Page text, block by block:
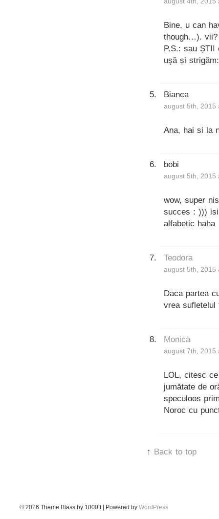
Bine, u can
though…).
P.S.: sau
ușă și
Bianca
august 5th, 2015
Ana, hai si la
bobi
august 5th, 2015
wow, super
succes : )))
alfabetic haha
Teodora
august 5th, 2015
Daca partea
vrea sufletelul
Monica
august 7th, 2015
LOL, citesc
jumătate de
speculoos
Noroc cu
↑ Back to top
© 2026 Theme Blass by 1000ff | Powered by WordPress